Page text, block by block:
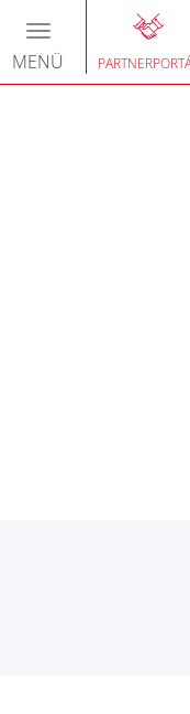
Toggle
navigation
MENÜ